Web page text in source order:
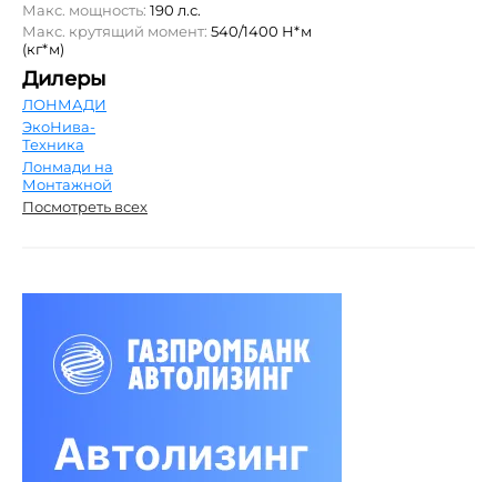
Макс. мощность: 190 л.с.
Макс. крутящий момент: 540/1400 Н*м
(кг*м)
Дилеры
ЛОНМАДИ
ЭкоНива-
Техника
Лонмади на
Монтажной
Посмотреть всех